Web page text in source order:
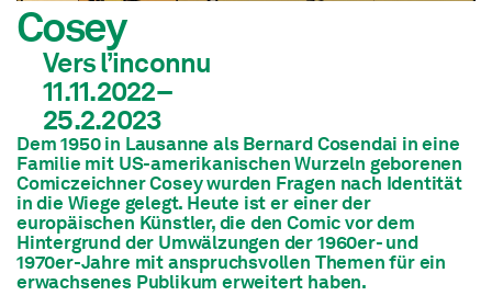
Cosey
Vers l’inconnu
11.11.2022–
25.2.2023
Dem 1950 in Lausanne als Bernard Cosendai in eine
Familie mit US-amerikanischen Wurzeln geborenen
Comiczeichner Cosey wurden Fragen nach Identität
in die Wiege gelegt. Heute ist er einer der
europäischen Künstler, die den Comic vor dem
Hintergrund der Umwälzungen der 1960er- und
1970er-Jahre mit anspruchsvollen Themen für ein
erwachsenes Publikum erweitert haben.